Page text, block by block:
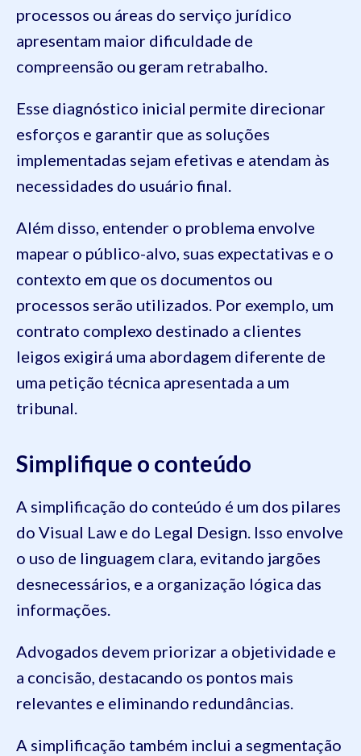
processos ou áreas do serviço jurídico
apresentam maior dificuldade de
compreensão ou geram retrabalho.
Esse diagnóstico inicial permite direcionar
esforços e garantir que as soluções
implementadas sejam efetivas e atendam às
necessidades do usuário final.
Além disso, entender o problema envolve
mapear o público-alvo, suas expectativas e o
contexto em que os documentos ou
processos serão utilizados. Por exemplo, um
contrato complexo destinado a clientes
leigos exigirá uma abordagem diferente de
uma petição técnica apresentada a um
tribunal.
Simplifique o conteúdo
A simplificação do conteúdo é um dos pilares
do Visual Law e do Legal Design. Isso envolve
o uso de linguagem clara, evitando jargões
desnecessários, e a organização lógica das
informações.
Advogados devem priorizar a objetividade e
a concisão, destacando os pontos mais
relevantes e eliminando redundâncias.
A simplificação também inclui a segmentação